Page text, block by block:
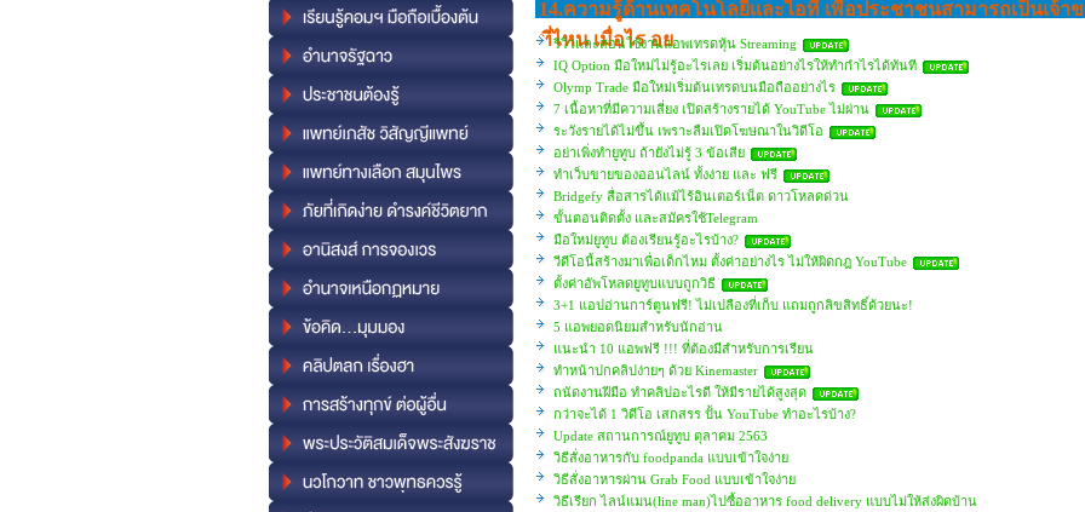
14.ความรู้ด้านเทคโนโลยีและไอที เพื่อประชาชนสามารถเป็นเจ้า
ที่ไหน เมื่อไร อย
รีวิวและสอนใช้งานแอพเทรดหุ้น Streaming
IQ Option มือใหม่ไม่รู้อะไรเลย เริ่มต้นอย่างไรให้ทำกำไรได้ทันที
Olymp Trade มือใหม่เริ่มต้นเทรดบนมือถืออย่างไร
7 เนื้อหาที่มีความเสี่ยง เปิดสร้างรายได้ YouTube ไม่ผ่าน
ระวังรายได้ไม่ขึ้น เพราะลืมเปิดโฆษณาในวิดีโอ
อย่าเพิ่งทำยูทูบ ถ้ายังไม่รู้ 3 ข้อเสีย
ทำเว็บขายของออนไลน์ ทั้งง่าย และ ฟรี
Bridgefy สื่อสารได้แม้ไร้อินเตอร์เน็ต ดาวโหลดด่วน
ขั้นตอนติดตั้ง และสมัครใช้Telegram
มือใหม่ยูทูบ ต้องเรียนรู้อะไรบ้าง?
วีดีโอนี้สร้างมาเพื่อเด็กไหม ตั้งค่าอย่างไร ไม่ให้ผิดกฎ YouTube
ตั้งค่าอัพโหลดยูทูบแบบถูกวิธี
3+1 แอปอ่านการ์ตูนฟรี! ไม่เปลืองที่เก็บ แถมถูกลิขสิทธิ์ด้วยนะ!
5 แอพยอดนิยมสำหรับนักอ่าน
แนะนำ 10 แอพฟรี !!! ที่ต้องมีสำหรับการเรียน
ทำหน้าปกคลิปง่ายๆ ด้วย Kinemaster
ถนัดงานฝีมือ ทำคลิปอะไรดี ให้มีรายได้สูงสุด
กว่าจะได้ 1 วิดีโอ เสกสรร ปั้น YouTube ทำอะไรบ้าง?
Update สถานการณ์ยูทูบ ตุลาคม 2563
วิธีสั่งอาหารกับ foodpanda แบบเข้าใจง่าย
วิธีสั่งอาหารผ่าน Grab Food แบบเข้าใจง่าย
วิธีเรียก ไลน์แมน(line man)ไปซื้ออาหาร food delivery แบบไม่ให้ส่งผิดบ้าน